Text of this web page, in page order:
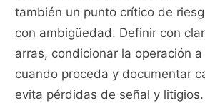
también un punto crítico de
con ambigüedad. Definir con
arras, condicionar la operación
cuando proceda y documentar
evita pérdidas de señal y